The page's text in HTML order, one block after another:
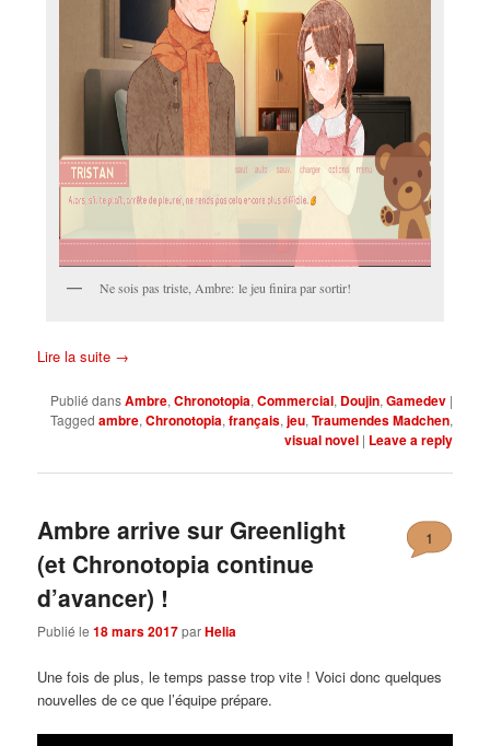
Ne sois pas triste, Ambre: le jeu finira par sortir!
Lire la suite →
Publié dansAmbre, Chronotopia, Commercial, Doujin, Gamedev |
Tagged ambre, Chronotopia, français, jeu, Traumendes Madchen,
visual novel | Leave a reply
Ambre arrive sur Greenlight
(et Chronotopia continue
d’avancer) !
Publié le18 mars 2017parHelia
1
Une fois de plus, le temps passe trop vite ! Voici donc quelques
nouvelles de ce que l’équipe prépare.